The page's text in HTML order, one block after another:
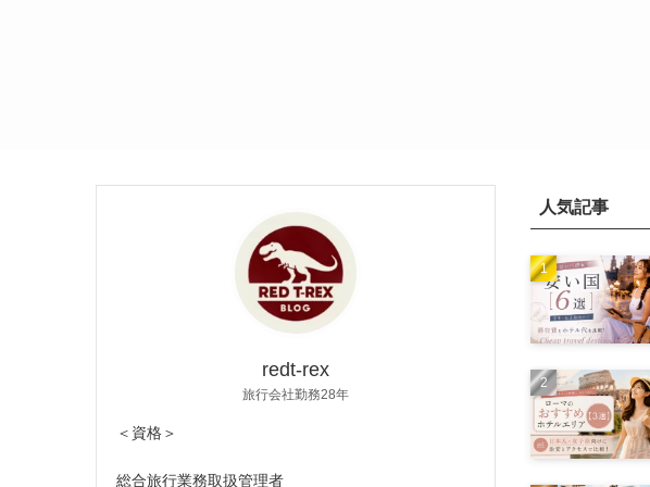
redt-rex
旅行会社勤務28年
＜資格＞
総合旅行業務取扱管理者
人気記事